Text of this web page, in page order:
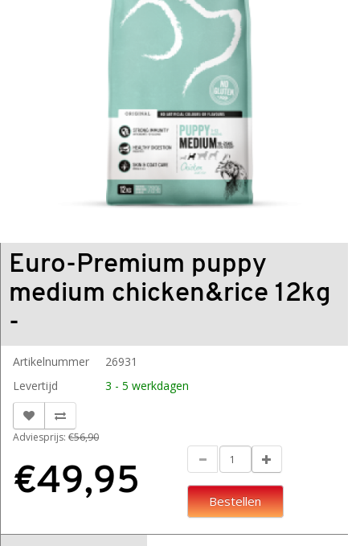
Euro-Premium puppy
medium chicken&rice 12kg
-
Artikelnummer
26931
Levertijd
3 - 5 werkdagen
Adviesprijs: €56,90
€49,95 Bestellen